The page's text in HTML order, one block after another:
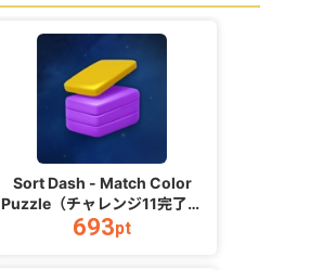
Sort Dash - Match Color
Puzzle（チャレンジ11完了）
（Android）
693pt